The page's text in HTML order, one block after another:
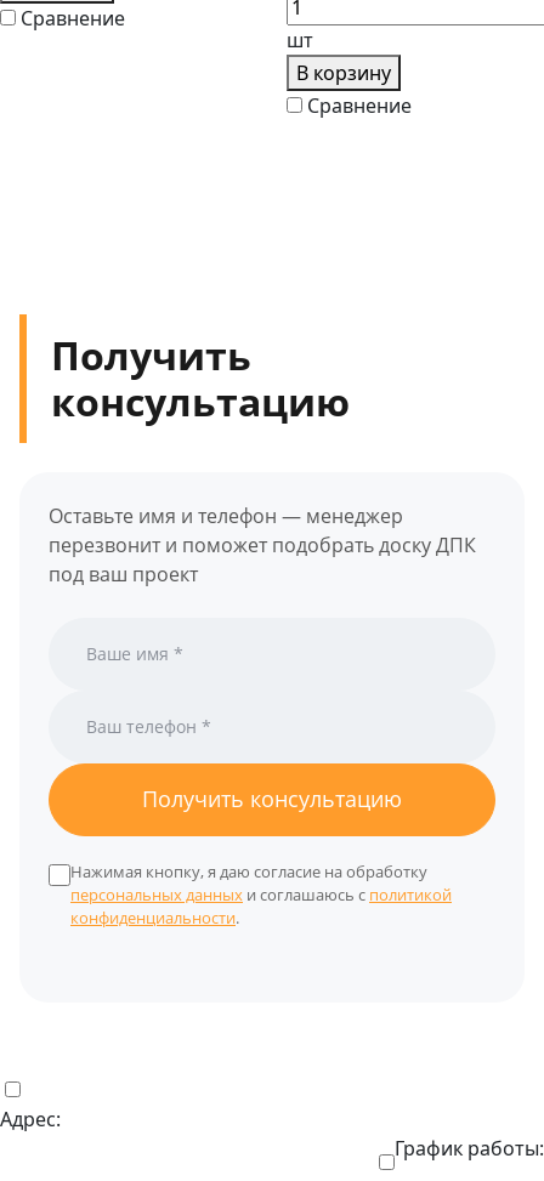
Сравнение
шт
В корзину
Сравнение
Получить
консультацию
Оставьте имя и телефон — менеджер
перезвонит и поможет подобрать доску ДПК
под ваш проект
Получить консультацию
Нажимая кнопку, я даю согласие на обработку
персональных данных и соглашаюсь с политикой
конфиденциальности.
Адрес:
График работы: